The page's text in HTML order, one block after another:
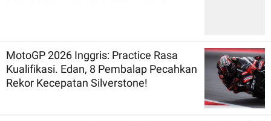
MotoGP 2026 Inggris: Practice Rasa
Kualifikasi. Edan, 8 Pembalap Pecahkan
Rekor Kecepatan Silverstone!